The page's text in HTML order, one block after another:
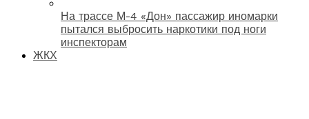
На трассе М-4 «Дон» пассажир иномарки
пытался выбросить наркотики под ноги
инспекторам
ЖКХ